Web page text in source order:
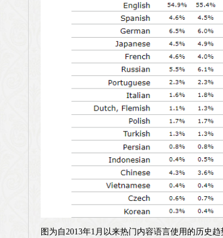
图为自2013年1月以来热门内容语言使用的历史趋